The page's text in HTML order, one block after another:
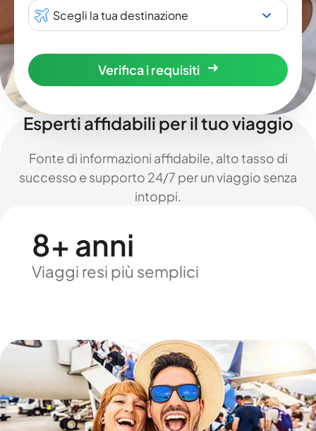
Scegli la tua destinazione
Verifica i requisiti
Esperti affidabili per il tuo viaggio
Fonte di informazioni affidabile, alto tasso di
successo e supporto 24/7 per un viaggio senza
intoppi.
8+ anni
Viaggi resi più semplici